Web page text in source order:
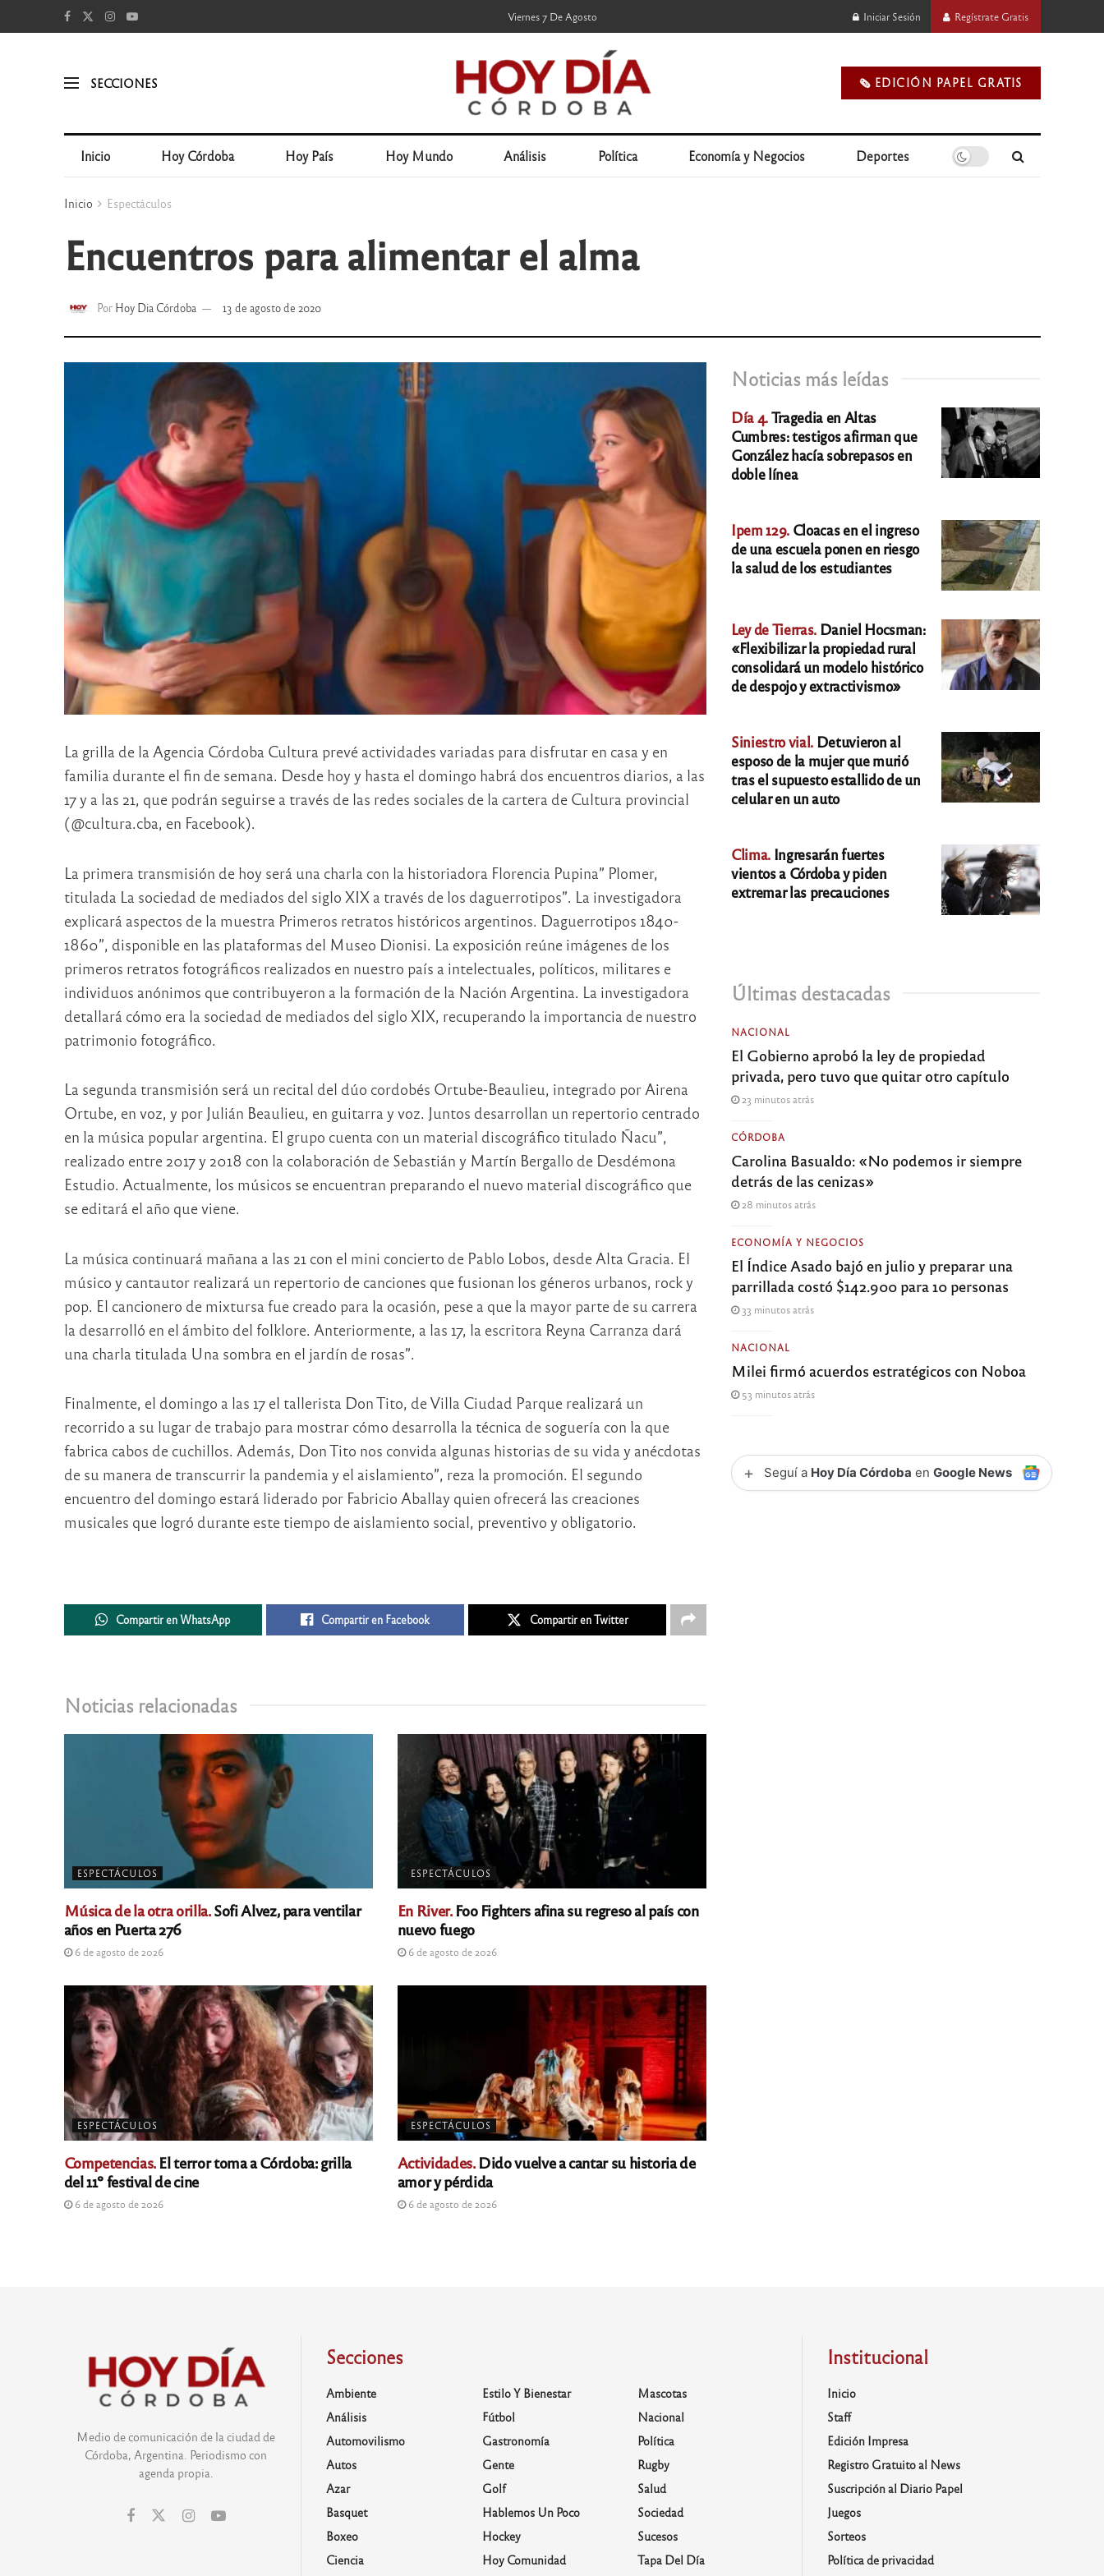
Viernes 7 De Agosto Iniciar Sesión Regístrate Gratis
SECCIONES 🗞️ EDICIÓN PAPEL GRATIS
Inicio Hoy Córdoba Hoy País Hoy Mundo Análisis Política Economía y Negocios Deportes
Inicio Espectáculos
Encuentros para alimentar el alma
Por Hoy Dia Córdoba 13 de agosto de 2020
La grilla de la Agencia Córdoba Cultura prevé actividades variadas para disfrutar en casa y en
familia durante el fin de semana. Desde hoy y hasta el domingo habrá dos encuentros diarios, a las
17 y a las 21, que podrán seguirse a través de las redes sociales de la cartera de Cultura provincial
(@cultura.cba, en Facebook).
La primera transmisión de hoy será una charla con la historiadora Florencia Pupina” Plomer,
titulada La sociedad de mediados del siglo XIX a través de los daguerrotipos”. La investigadora
explicará aspectos de la muestra Primeros retratos históricos argentinos. Daguerrotipos 1840-
1860”, disponible en las plataformas del Museo Dionisi. La exposición reúne imágenes de los
primeros retratos fotográficos realizados en nuestro país a intelectuales, políticos, militares e
individuos anónimos que contribuyeron a la formación de la Nación Argentina. La investigadora
detallará cómo era la sociedad de mediados del siglo XIX, recuperando la importancia de nuestro
patrimonio fotográfico.
La segunda transmisión será un recital del dúo cordobés Ortube-Beaulieu, integrado por Airena
Ortube, en voz, y por Julián Beaulieu, en guitarra y voz. Juntos desarrollan un repertorio centrado
en la música popular argentina. El grupo cuenta con un material discográfico titulado Ñacu”,
realizado entre 2017 y 2018 con la colaboración de Sebastián y Martín Bergallo de Desdémona
Estudio. Actualmente, los músicos se encuentran preparando el nuevo material discográfico que
se editará el año que viene.
La música continuará mañana a las 21 con el mini concierto de Pablo Lobos, desde Alta Gracia. El
músico y cantautor realizará un repertorio de canciones que fusionan los géneros urbanos, rock y
pop. El cancionero de mixtursa fue creado para la ocasión, pese a que la mayor parte de su carrera
la desarrolló en el ámbito del folklore. Anteriormente, a las 17, la escritora Reyna Carranza dará
una charla titulada Una sombra en el jardín de rosas”.
Finalmente, el domingo a las 17 el tallerista Don Tito, de Villa Ciudad Parque realizará un
recorrido a su lugar de trabajo para mostrar cómo desarrolla la técnica de soguería con la que
fabrica cabos de cuchillos. Además, Don Tito nos convida algunas historias de su vida y anécdotas
de su manera de transcurrir la pandemia y el aislamiento”, reza la promoción. El segundo
encuentro del domingo estará liderado por Fabricio Aballay quien ofrecerá las creaciones
musicales que logró durante este tiempo de aislamiento social, preventivo y obligatorio.
Compartir en WhatsApp Compartir en Facebook Compartir en Twitter
Noticias relacionadas
ESPECTÁCULOS
Música de la otra orilla.Sofi Alvez, para ventilar
años en Puerta 276
6 de agosto de 2026
ESPECTÁCULOS
En River.Foo Fighters afina su regreso al país con
nuevo fuego
6 de agosto de 2026
ESPECTÁCULOS
Competencias.El terror toma a Córdoba: grilla
del 11º festival de cine
6 de agosto de 2026
ESPECTÁCULOS
Actividades.Dido vuelve a cantar su historia de
amor y pérdida
6 de agosto de 2026
Noticias más leídas
Día 4.Tragedia en Altas
Cumbres: testigos afirman que
González hacía sobrepasos en
doble línea
Ipem 129. Cloacas en el ingreso
de una escuela ponen en riesgo
la salud de los estudiantes
Ley de Tierras. Daniel Hocsman:
«Flexibilizar la propiedad rural
consolidará un modelo histórico
de despojo y extractivismo»
Siniestro vial. Detuvieron al
esposo de la mujer que murió
tras el supuesto estallido de un
celular en un auto
Clima. Ingresarán fuertes
vientos a Córdoba y piden
extremar las precauciones
Últimas destacadas
NACIONAL
El Gobierno aprobó la ley de propiedad
privada, pero tuvo que quitar otro capítulo
23 minutos atrás
CÓRDOBA
Carolina Basualdo: «No podemos ir siempre
detrás de las cenizas»
28 minutos atrás
ECONOMÍA Y NEGOCIOS
El Índice Asado bajó en julio y preparar una
parrillada costó $142.900 para 10 personas
33 minutos atrás
NACIONAL
Milei firmó acuerdos estratégicos con Noboa
53 minutos atrás
+ Seguí a Hoy Día Córdoba enGoogle News
Medio de comunicación de la ciudad de
Córdoba, Argentina. Periodismo con
agenda propia.
Secciones
Ambiente
Análisis
Automovilismo
Autos
Azar
Basquet
Boxeo
Ciencia
Estilo Y Bienestar
Fútbol
Gastronomía
Gente
Golf
Hablemos Un Poco
Hockey
Hoy Comunidad
Mascotas
Nacional
Política
Rugby
Salud
Sociedad
Sucesos
Tapa Del Día
Institucional
Inicio
Staff
Edición Impresa
Registro Gratuito al News
Suscripción al Diario Papel
Juegos
Sorteos
Política de privacidad